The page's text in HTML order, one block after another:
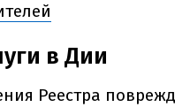
в Дии
Реестра